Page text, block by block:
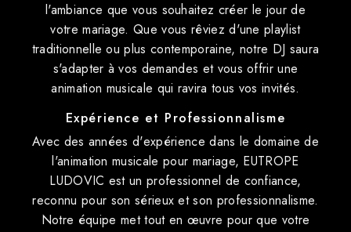
l'ambiance que vous souhaitez créer le jour de
votre mariage. Que vous rêviez d'une playlist
traditionnelle ou plus contemporaine, notre DJ saura
s'adapter à vos demandes et vous offrir une
animation musicale qui ravira tous vos invités.
Expérience et Professionnalisme
Avec des années d'expérience dans le domaine de
l'animation musicale pour mariage, EUTROPE
LUDOVIC est un professionnel de confiance,
reconnu pour son sérieux et son professionnalisme.
Notre équipe met tout en œuvre pour que votre